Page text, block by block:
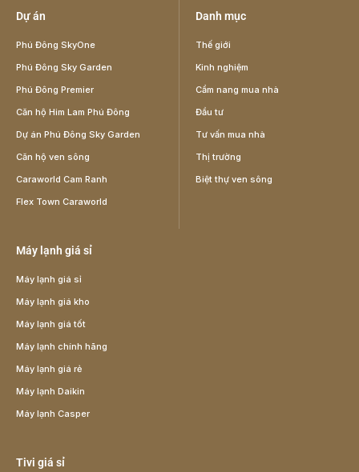
Dự án
Phú Đông SkyOne
Phú Đông Sky Garden
Phú Đông Premier
Căn hộ Him Lam Phú Đông
Dự án Phú Đông Sky Garden
Căn hộ ven sông
Caraworld Cam Ranh
Flex Town Caraworld
Danh mục
Thế giới
Kinh nghiệm
Cẩm nang mua nhà
Đầu tư
Tư vấn mua nhà
Thị trường
Biệt thự ven sông
Máy lạnh giá sỉ
Máy lạnh giá sỉ
Máy lạnh giá kho
Máy lạnh giá tốt
Máy lạnh chính hãng
Máy lạnh giá rẻ
Máy lạnh Daikin
Máy lạnh Casper
Tivi giá sỉ